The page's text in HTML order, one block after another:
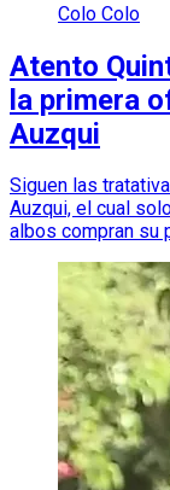
Colo Colo
Atento
la primera
Auzqui
Siguen las
Auzqui, el cual
albos compran su